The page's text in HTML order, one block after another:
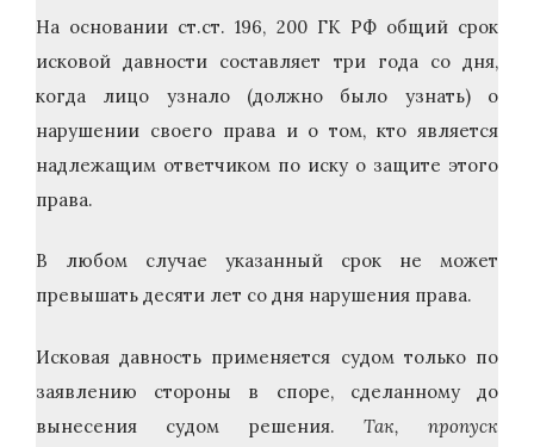
На основании ст.ст. 196, 200 ГК РФ общий срок
исковой давности составляет три года со дня,
когда лицо узнало (должно было узнать) о
нарушении своего права и о том, кто является
надлежащим ответчиком по иску о защите этого
права.
В любом случае указанный срок не может
превышать десяти лет со дня нарушения права.
Исковая давность применяется судом только по
заявлению стороны в споре, сделанному до
вынесения судом решения. Так, пропуск